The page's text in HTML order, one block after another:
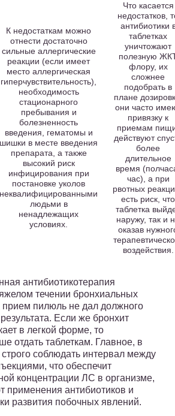
К недостаткам можно
отнести достаточно
сильные аллергические
реакции (если имеет
место аллергическая
гиперчувствительность),
необходимость
стационарного
пребывания и
болезненность
введения, гематомы и
шишки в месте введения
препарата, а также
высокий риск
инфицирования при
постановке уколов
неквалифицированными
людьми в
ненадлежащих
условиях.
Что касается
недостатков,
антибиотики
таблетках
уничтожают
полезную
флору, их
сложнее
подобрать в
плане
они часто
привязку к
приемам
действуют
более
длительное
время
час), а при
рвотных
есть риск, что
таблетка
наружу, так и
оказав
воздействия.
антибиотикотерапия
течении бронхиальных
прием пилюль не дал должного
Если же бронхит
в легкой форме, то
отдать таблеткам. Главное, в
соблюдать интервал между
что обеспечит
концентрации ЛС в организме,
применения антибиотиков и
развития побочных явлений.